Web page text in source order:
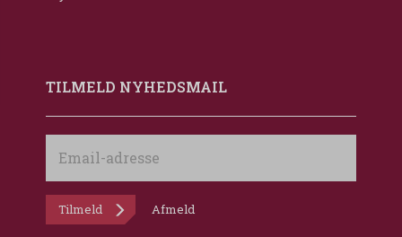
TILMELD NYHEDSMAIL
adresse
Tilmeld Afmeld